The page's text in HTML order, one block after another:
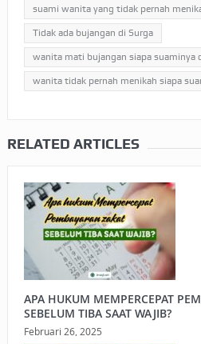
suami wanita yang tidak pernah
Tidak ada bujangan di Surga
wanita mati bujangan siapa suaminya
wanita tidak pernah menikah siapa
RELATED ARTICLES
APA HUKUM MEMPERCEPAT
SEBELUM TIBA SAAT WAJIB?
Februari 26, 2025